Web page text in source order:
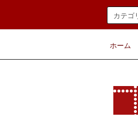
ホーム